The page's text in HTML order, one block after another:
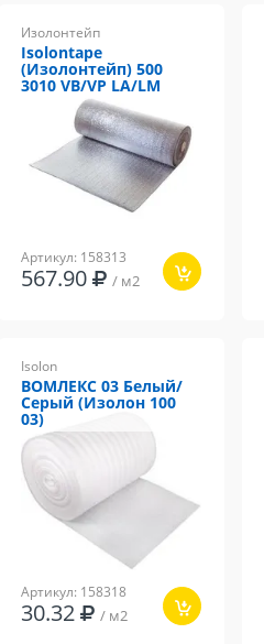
Изолонтейп
Isolontape
(Изолонтейп) 500
3010 VB/VP LA/LM
Артикул: 158313
567.90 / м2
Isolon
ВОМЛЕКС 03 Белый/
Серый (Изолон 100
03)
Артикул: 158318
30.32 / м2